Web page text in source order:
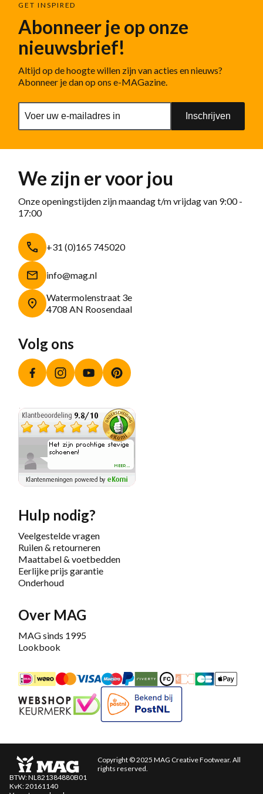
GET INSPIRED
Abonneer je op onze
nieuwsbrief!
Altijd op de hoogte willen zijn van acties en nieuws?
Abonneer je dan op ons e-MAGazine.
Inschrijven
We zijn er voor jou
Onze openingstijden zijn maandag t/m vrijdag van 9:00 -
17:00
+31 (0)165 745020
info@mag.nl
Watermolenstraat 3e
4708 AN Roosendaal
Volg ons
FacebookInstagramYouTube
Hulp nodig?
Veelgestelde vragen
Ruilen & retourneren
Maattabel & voetbedden
Eerlijke prijs garantie
Onderhoud
Over MAG
MAG sinds 1995
Lookbook
iDEALMastercardBancontact
Maestro
PayPalRiverty/Afterpay
FashionCheque
Overboeking
CarteApple
Keurmerk
Copyright © 2025 MAG Creative Footwear. All
rights reserved.
BTW: NL821384880B01
KvK: 20161140